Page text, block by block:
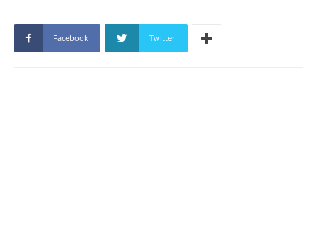
Facebook Twitter